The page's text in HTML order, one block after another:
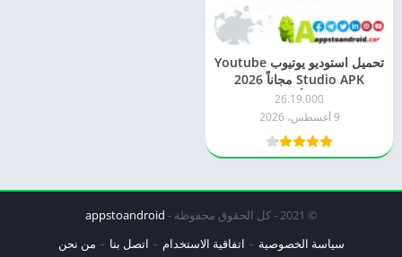
تحميل استوديو يوتيوب Youtube
Studio APK مجاناً 2026
للاندرويد – أحدث إصدار
26.19.000
9 أغسطس، 2026
© 2021 - كل الحقوق محفوظة -
appstoandroid
سياسة الخصوصية
اتفاقية الاستخدام اتصل بنا من نحن